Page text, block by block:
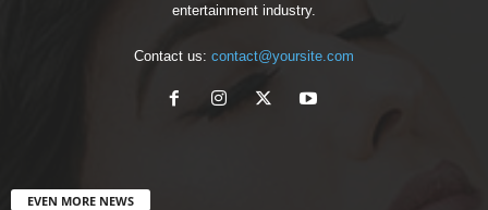
entertainment industry.
Contact us: contact@yoursite.com
EVEN MORE NEWS